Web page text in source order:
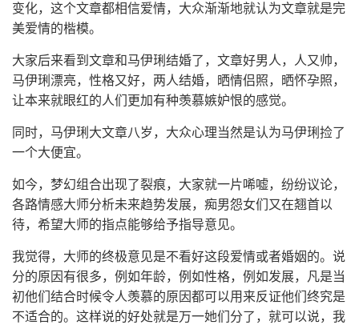
变化，这个文章都相信爱情，大众渐渐地就认为文章就是完
美爱情的楷模。
大家后来看到文章和马伊琍结婚了，文章好男人，人又帅，
马伊琍漂亮，性格又好，两人结婚，晒情侣照，晒怀孕照，
让本来就眼红的人们更加有种羡慕嫉妒恨的感觉。
同时，马伊琍大文章八岁，大众心理当然是认为马伊琍捡了
一个大便宜。
如今，梦幻组合出现了裂痕，大家就一片唏嘘，纷纷议论，
各路情感大师分析未来趋势发展，痴男怨女们又在翘首以
待，希望大师的指点能够给予指导意见。
我觉得，大师的终极意见是不看好这段爱情或者婚姻的。说
分的原因有很多，例如年龄，例如性格，例如发展，凡是当
初他们结合时候令人羡慕的原因都可以用来反证他们终究是
不适合的。这样说的好处就是万一她们分了，就可以说，我